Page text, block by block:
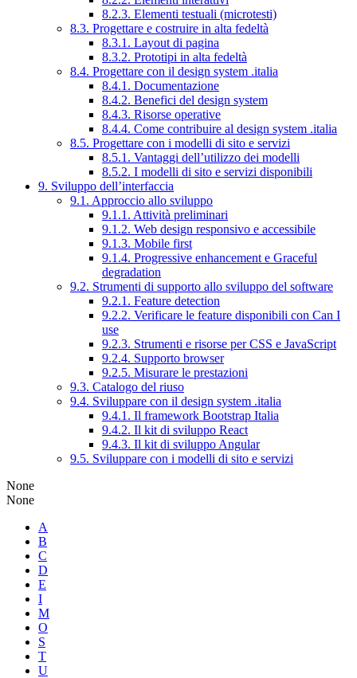
8.2.3. Elementi testuali (microtesti)
8.3. Progettare e costruire in alta fedeltà
8.3.1. Layout di pagina
8.3.2. Prototipi in alta fedeltà
8.4. Progettare con il design system .italia
8.4.1. Documentazione
8.4.2. Benefici del design system
8.4.3. Risorse operative
8.4.4. Come contribuire al design system .italia
8.5. Progettare con i modelli di sito e servizi
8.5.1. Vantaggi dell’utilizzo dei modelli
8.5.2. I modelli di sito e servizi disponibili
9. Sviluppo dell’interfaccia
9.1. Approccio allo sviluppo
9.1.1. Attività preliminari
9.1.2. Web design responsivo e accessibile
9.1.3. Mobile first
9.1.4. Progressive enhancement e Graceful
degradation
9.2. Strumenti di supporto allo sviluppo del software
9.2.1. Feature detection
9.2.2. Verificare le feature disponibili con Can I
use
9.2.3. Strumenti e risorse per CSS e JavaScript
9.2.4. Supporto browser
9.2.5. Misurare le prestazioni
9.3. Catalogo del riuso
9.4. Sviluppare con il design system .italia
9.4.1. Il framework Bootstrap Italia
9.4.2. Il kit di sviluppo React
9.4.3. Il kit di sviluppo Angular
9.5. Sviluppare con i modelli di sito e servizi
None
None
A
B
C
D
E
I
M
O
S
T
U